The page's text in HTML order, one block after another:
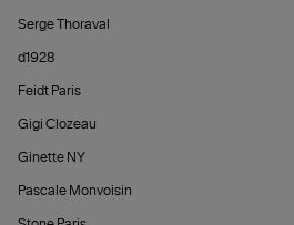
Serge Thoraval
d1928
Feidt Paris
Gigi Clozeau
Ginette NY
Pascale Monvoisin